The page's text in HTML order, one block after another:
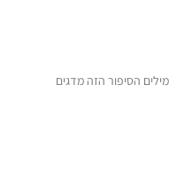
הסיפור הזה מדגים